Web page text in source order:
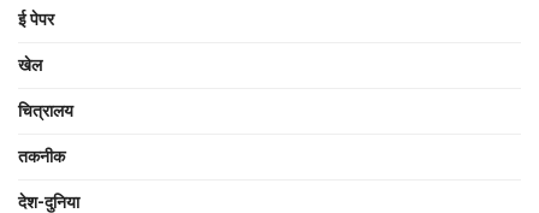
ई पेपर
खेल
चित्रालय
तकनीक
देश-दुनिया